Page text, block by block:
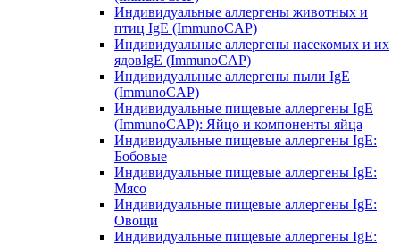
Индивидуальные аллергены животных и
птиц IgE (ImmunoCAP)
Индивидуальные аллергены насекомых и их
ядовIgE (ImmunoCAP)
Индивидуальные аллергены пыли IgE
(ImmunoCAP)
Индивидуальные пищевые аллергены IgE
(ImmunoCAP): Яйцо и компоненты яйца
Индивидуальные пищевые аллергены IgE:
Бобовые
Индивидуальные пищевые аллергены IgE:
Мясо
Индивидуальные пищевые аллергены IgE:
Овощи
Индивидуальные пищевые аллергены IgE: